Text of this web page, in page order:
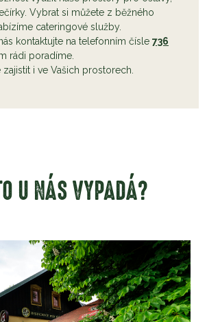
Vybrat si můžete z běžného
cateringové služby.
kontaktujte na telefonním čísle 736
rádi poradíme.
i ve Vašich prostorech.
U NÁS VYPADÁ?